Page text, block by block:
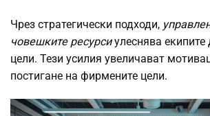
Чрез стратегически подходи,
човешките ресурсиулеснява екипите
цели. Тези усилия увеличават
постигане на фирмените цели.